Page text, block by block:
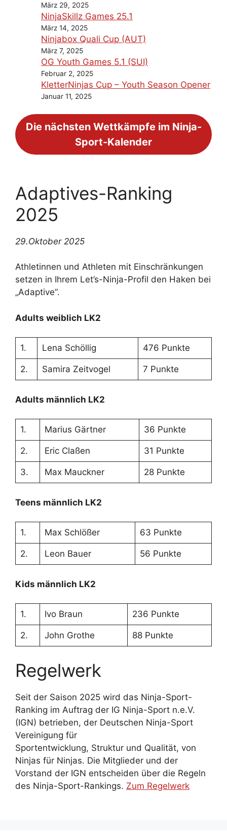
März 29, 2025
NinjaSkillz Games 25.1
März 14, 2025
Ninjabox Quali Cup (AUT)
März 7, 2025
OG Youth Games 5.1 (SUI)
Februar 2, 2025
KletterNinjas Cup – Youth Season Opener
Januar 11, 2025
Die nächsten Wettkämpfe im Ninja-
Sport-Kalender
Adaptives-Ranking
2025
29.Oktober 2025
Athletinnen und Athleten mit Einschränkungen
setzen in Ihrem Let’s-Ninja-Profil den Haken bei
„Adaptive“.
Adults weiblich LK2
1. Lena Schöllig 476 Punkte
2. Samira Zeitvogel 7 Punkte
Adults männlich LK2
1. Marius Gärtner 36 Punkte
2. Eric Claßen 31 Punkte
3. Max Mauckner 28 Punkte
Teens männlich LK2
1. Max Schlößer 63 Punkte
2. Leon Bauer 56 Punkte
Kids männlich LK2
1. Ivo Braun 236 Punkte
2. John Grothe 88 Punkte
Regelwerk
Seit der Saison 2025 wird das Ninja-Sport-
Ranking im Auftrag der IG Ninja-Sport n.e.V.
(IGN) betrieben, der Deutschen Ninja-Sport
Vereinigung für
Sportentwicklung, Struktur und Qualität, von
Ninjas für Ninjas. Die Mitglieder und der
Vorstand der IGN entscheiden über die Regeln
des Ninja-Sport-Rankings. Zum Regelwerk